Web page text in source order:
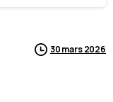
30 mars 2026